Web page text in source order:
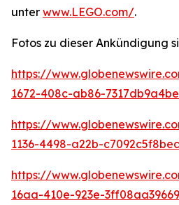
unter www.LEGO.com/.
Fotos zu dieser Ankündigung
https://
1672-408c-ab86-
https://
1136-4498-a22b-c7092c5f8bec
https://
16aa-410e-923e-3ff08aa39669